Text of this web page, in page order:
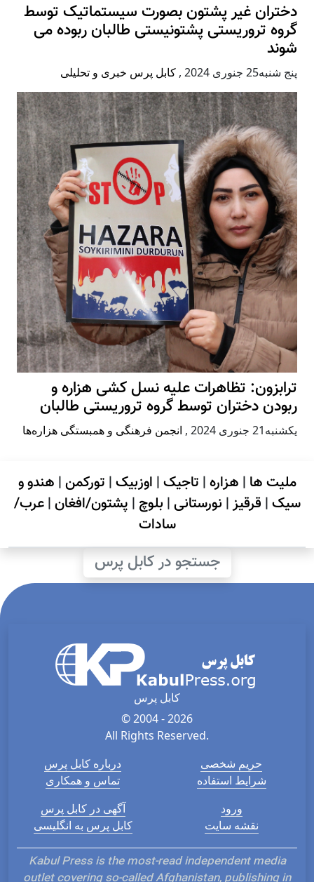
دختران غیر پشتون بصورت سیستماتیک توسط
گروه تروریستی پشتونیستی طالبان ربوده می
شوند
پنج شنبه25 جنوری 2024 , کابل پرس خبری و تحلیلی
ترابزون: تظاهرات علیه نسل کشی هزاره و
ربودن دختران توسط گروه تروریستی طالبان
يكشنبه21 جنوری 2024 , انجمن فرهنگی و همبستگی هزاره‌ها
ملیت ها | هزاره| تاجیک| اوزبیک| تورکمن| هندو و
سیک| قرقیز| نورستانی| بلوچ | پشتون/افغان|عرب/
سادات
جستجو در کابل پرس
کابل پرس
© 2004 - 2026
All Rights Reserved.
درباره کابل پرس
تماس و همکاری
حریم شخصی
شرایط استفاده
آگهی در کابل پرس
کابل پرس به انگلیسی
ورود
نقشه سایت
Kabul Press is the most-read independent media